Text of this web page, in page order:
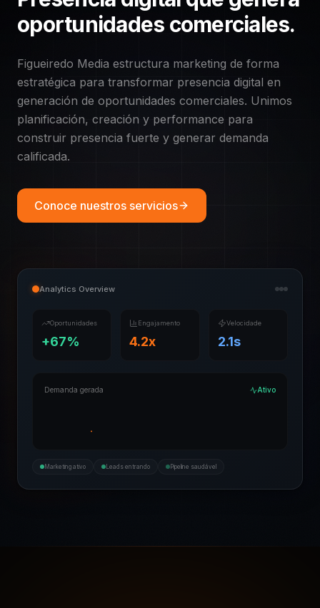
oportunidades comerciales.
Figueiredo Media estructura marketing de forma
estratégica para transformar presencia digital en
generación de oportunidades comerciales. Unimos
planificación, creación y performance para
construir presencia fuerte y generar demanda
calificada.
Conoce nuestros servicios
Analytics Overview
Oportunidades
+67%
Engajamento
4.2x
Velocidade
2.1s
Demanda gerada Ativo
Marketing ativo Leads entrando Pipeline saudável